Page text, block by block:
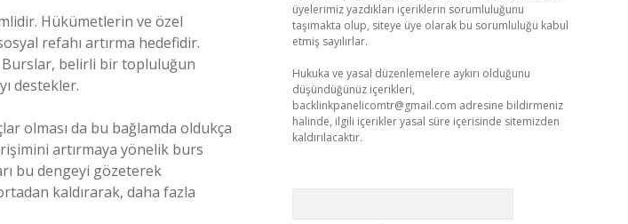
Hükümetlerin ve özel
refahı artırma hedefidir.
belirli bir topluluğun
destekler.
olması da bu bağlamda oldukça
artırmaya yönelik burs
bu dengeyi gözeterek
kaldırarak, daha fazla
üyelerimiz yazdıkları içeriklerin sorumluluğunu
taşımakta olup, siteye üye olarak bu sorumluluğu kabul
etmiş sayılırlar.
Hukuka ve yasal düzenlemelere aykırı olduğunu
düşündüğünüz içerikleri,
backlinkpanelicomtr@gmail.com adresine bildirmeniz
halinde, ilgili içerikler yasal süre içerisinde sitemizden
kaldırılacaktır.